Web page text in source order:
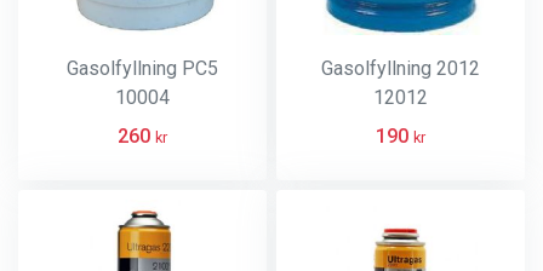
Gasolfyllning PC5
10004
260 kr
Gasolfyllning 2012
12012
190 kr